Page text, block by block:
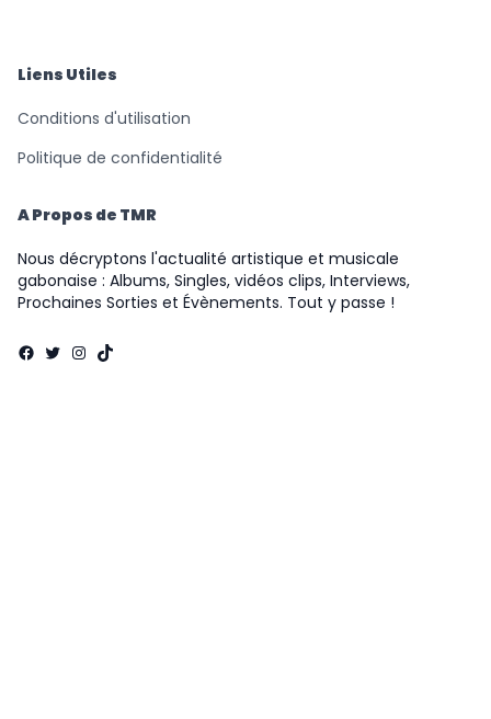
Liens Utiles
Conditions d'utilisation
Politique de confidentialité
A Propos de TMR
Nous décryptons l'actualité artistique et musicale
gabonaise : Albums, Singles, vidéos clips, Interviews,
Prochaines Sorties et Évènements. Tout y passe !
Facebook
Twitter
Instagram
TikTok